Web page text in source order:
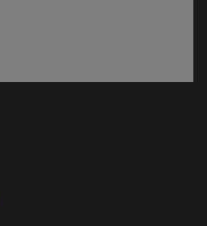
ventana)
en nueva ventana)
en nueva ventana)